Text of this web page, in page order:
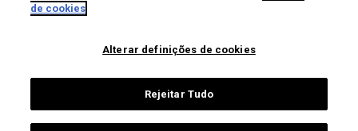
de cookies
Alterar definições de cookies
Rejeitar Tudo